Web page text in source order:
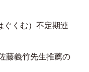
くむ）不定期連
藤義竹先生推薦の